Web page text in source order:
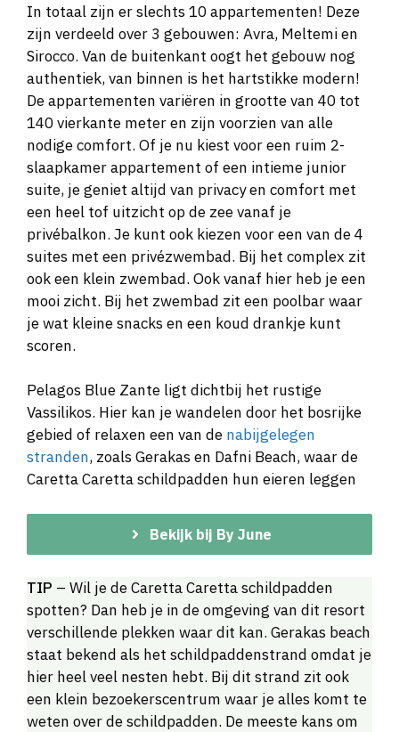
In totaal zijn er slechts 10 appartementen! Deze
zijn verdeeld over 3 gebouwen: Avra, Meltemi en
Sirocco. Van de buitenkant oogt het gebouw nog
authentiek, van binnen is het hartstikke modern!
De appartementen variëren in grootte van 40 tot
140 vierkante meter en zijn voorzien van alle
nodige comfort. Of je nu kiest voor een ruim 2-
slaapkamer appartement of een intieme junior
suite, je geniet altijd van privacy en comfort met
een heel tof uitzicht op de zee vanaf je
privébalkon. Je kunt ook kiezen voor een van de 4
suites met een privézwembad. Bij het complex zit
ook een klein zwembad. Ook vanaf hier heb je een
mooi zicht. Bij het zwembad zit een poolbar waar
je wat kleine snacks en een koud drankje kunt
scoren.
Pelagos Blue Zante ligt dichtbij het rustige
Vassilikos. Hier kan je wandelen door het bosrijke
gebied of relaxen een van de nabijgelegen
stranden, zoals Gerakas en Dafni Beach, waar de
Caretta Caretta schildpadden hun eieren leggen
Bekijk bij By June
TIP – Wil je de Caretta Caretta schildpadden
spotten? Dan heb je in de omgeving van dit resort
verschillende plekken waar dit kan. Gerakas beach
staat bekend als het schildpaddenstrand omdat je
hier heel veel nesten hebt. Bij dit strand zit ook
een klein bezoekerscentrum waar je alles komt te
weten over de schildpadden. De meeste kans om